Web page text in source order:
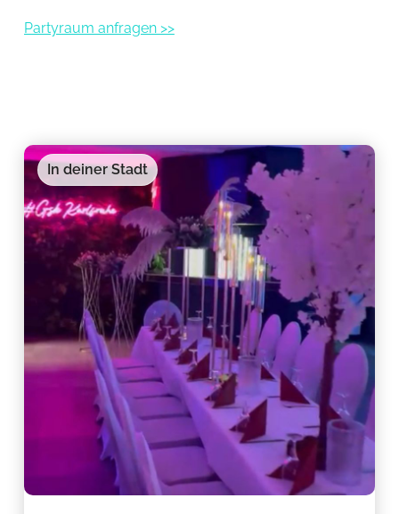
Partyraum anfragen >>
In deiner Stadt